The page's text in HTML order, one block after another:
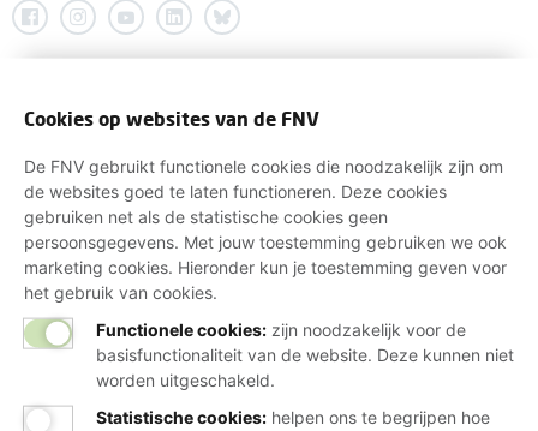
Cookies op websites van de FNV
De FNV gebruikt functionele cookies die noodzakelijk zijn om
de websites goed te laten functioneren. Deze cookies
gebruiken net als de statistische cookies geen
persoonsgegevens. Met jouw toestemming gebruiken we ook
marketing cookies. Hieronder kun je toestemming geven voor
het gebruik van cookies.
Functionele cookies: zijn noodzakelijk voor de
basisfunctionaliteit van de website. Deze kunnen niet
worden uitgeschakeld.
Statistische cookies: helpen ons te begrijpen hoe